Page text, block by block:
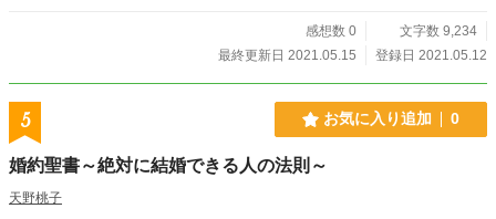
感想数 0
文字数 9,234
最終更新日 2021.05.15
登録日 2021.05.12
5 お気に入り追加 0
婚約聖書～絶対に結婚できる人の法則～
天野桃子